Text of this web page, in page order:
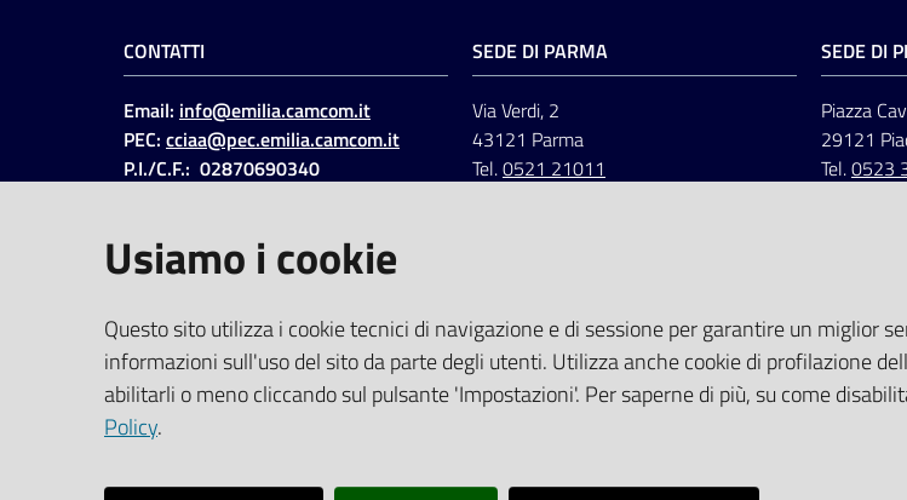
CONTATTI
Email: info@emilia.camcom.it
PEC: cciaa@pec.emilia.camcom.it
P.I./C.F.: 02870690340
Codice IPA: ccem
SEDE DI PARMA
Via Verdi, 2
43121 Parma
Tel.0521 21011
SEDE DI
Piazza
29121
Tel.0523
SOCIAL
LinkedinFacebookInstagram
Usiamo i cookie
Questo sito utilizza i cookie tecnici di navigazione e di sessione per garantire un miglior
informazioni sull'uso del sito da parte degli utenti. Utilizza anche cookie di profilazione
abilitarli o meno cliccando sul pulsante 'Impostazioni'. Per saperne di più, su come
Policy.